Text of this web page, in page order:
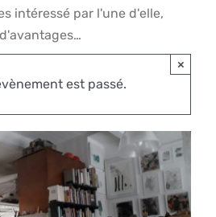
intéressé par l'une d'elle,
est passé.
×